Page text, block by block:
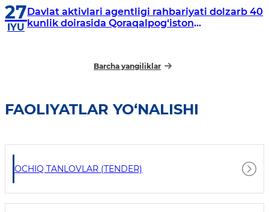
27
IYU
Davlat aktivlari agentligi rahbariyati dolzarb 40
kunlik doirasida Qoraqalpog‘iston
Barcha yangiliklar
FAOLIYATLAR YO‘NALISHI
OCHIQ TANLOVLAR (TENDER)